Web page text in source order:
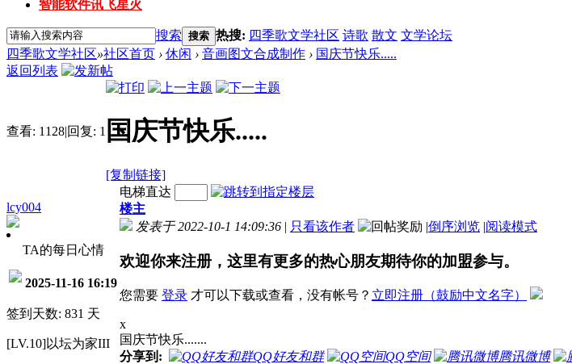
智能软件讯飞星火
搜索 搜索 热搜: 四季歌文学社区 诗歌 散文 文学论坛
四季歌文学社区»社区首页 › 休闲 › 音画图文合成制作 › 国庆节快乐.....
返回列表
查看: 1128|回复: 1 国庆节快乐.....
[复制链接]
lcy004
TA的每日心情
2025-11-16 16:19
签到天数: 831 天
[LV.10]以坛为家III
电梯直达
楼主
发表于 2022-10-1 14:09:36 | 只看该作者 |倒序浏览 |阅读模式
欢迎你来注册，这里有更多的热心朋友期待你的加盟参与。
您需要 登录 才可以下载或查看，没有帐号？ 立即注册（鼓励中文名字）
x
国庆节快乐.......
分享到:
QQ好友和群 QQ空间 腾讯微博